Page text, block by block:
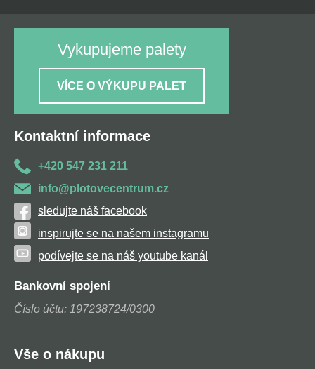
Vykupujeme palety
VÍCE O VÝKUPU PALET
Kontaktní informace
+420 547 231 211
info@plotovecentrum.cz
sledujte náš facebook
inspirujte se na našem instagramu
podívejte se na náš youtube kanál
Bankovní spojení
Číslo účtu: 197238724/0300
Vše o nákupu